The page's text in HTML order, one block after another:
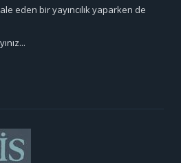
eden bir yayıncılık yaparken de